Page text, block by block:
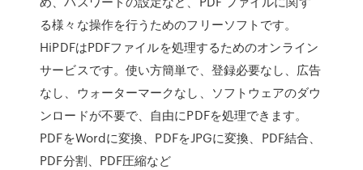
る様々な操作を行うためのフリーソフトです。
HiPDFはPDFファイルを処理するためのオンライン
サービスです。使い方簡単で、登録必要なし、広告
なし、ウォーターマークなし、ソフトウェアのダウ
ンロードが不要で、自由にPDFを処理できます。
PDFをWordに変換、PDFをJPGに変換、PDF結合、
PDF分割、PDF圧縮など